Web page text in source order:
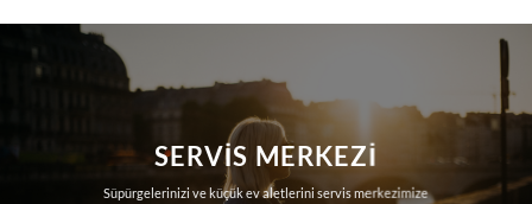
SERVIS MERKEZI
Süpürgelerinizi ve küçük ev aletlerini servis merkezimize